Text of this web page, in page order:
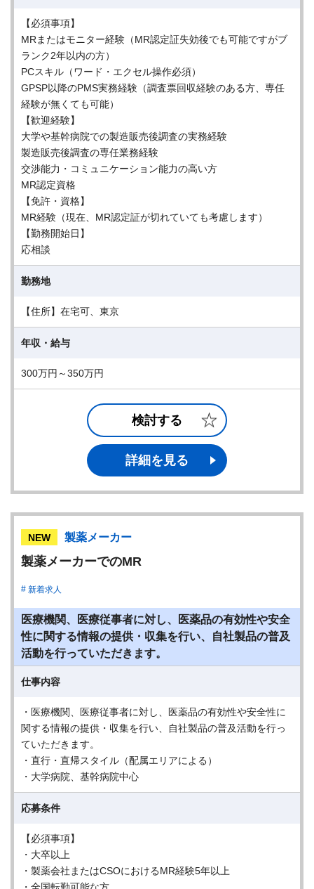
【必須事項】
MRまたはモニター経験（MR認定証失効後でも可能ですがブ
ランク2年以内の方）
PCスキル（ワード・エクセル操作必須）
GPSP以降のPMS実務経験（調査票回収経験のある方、専任
経験が無くても可能）
【歓迎経験】
大学や基幹病院での製造販売後調査の実務経験
製造販売後調査の専任業務経験
交渉能力・コミュニケーション能力の高い方
MR認定資格
【免許・資格】
MR経験（現在、MR認定証が切れていても考慮します）
【勤務開始日】
応相談
勤務地
【住所】在宅可、東京
年収・給与
300万円～350万円
検討する
詳細を見る
NEW 製薬メーカー
製薬メーカーでのMR
新着求人
医療機関、医療従事者に対し、医薬品の有効性や安全
性に関する情報の提供・収集を行い、自社製品の普及
活動を行っていただきます。
仕事内容
・医療機関、医療従事者に対し、医薬品の有効性や安全性に
関する情報の提供・収集を行い、自社製品の普及活動を行っ
ていただきます。
・直行・直帰スタイル（配属エリアによる）
・大学病院、基幹病院中心
応募条件
【必須事項】
・大卒以上
・製薬会社またはCSOにおけるMR経験5年以上